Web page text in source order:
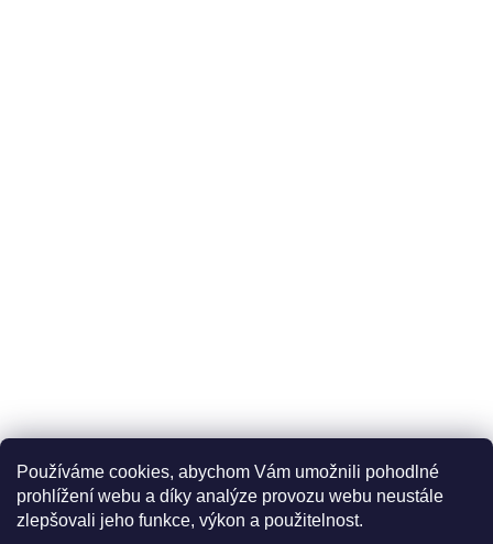
Používáme cookies, abychom Vám umožnili pohodlné
prohlížení webu a díky analýze provozu webu neustále
zlepšovali jeho funkce, výkon a použitelnost.